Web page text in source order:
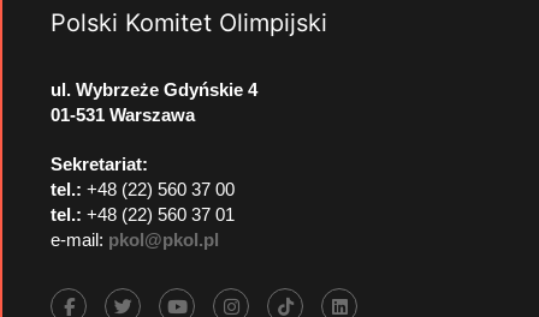
Polski Komitet Olimpijski
ul. Wybrzeże Gdyńskie 4
01-531 Warszawa
Sekretariat:
tel.: +48 (22) 560 37 00
tel.: +48 (22) 560 37 01
e-mail: pkol@pkol.pl